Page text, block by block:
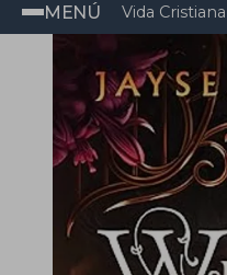
MENÚ Vida Cristiana